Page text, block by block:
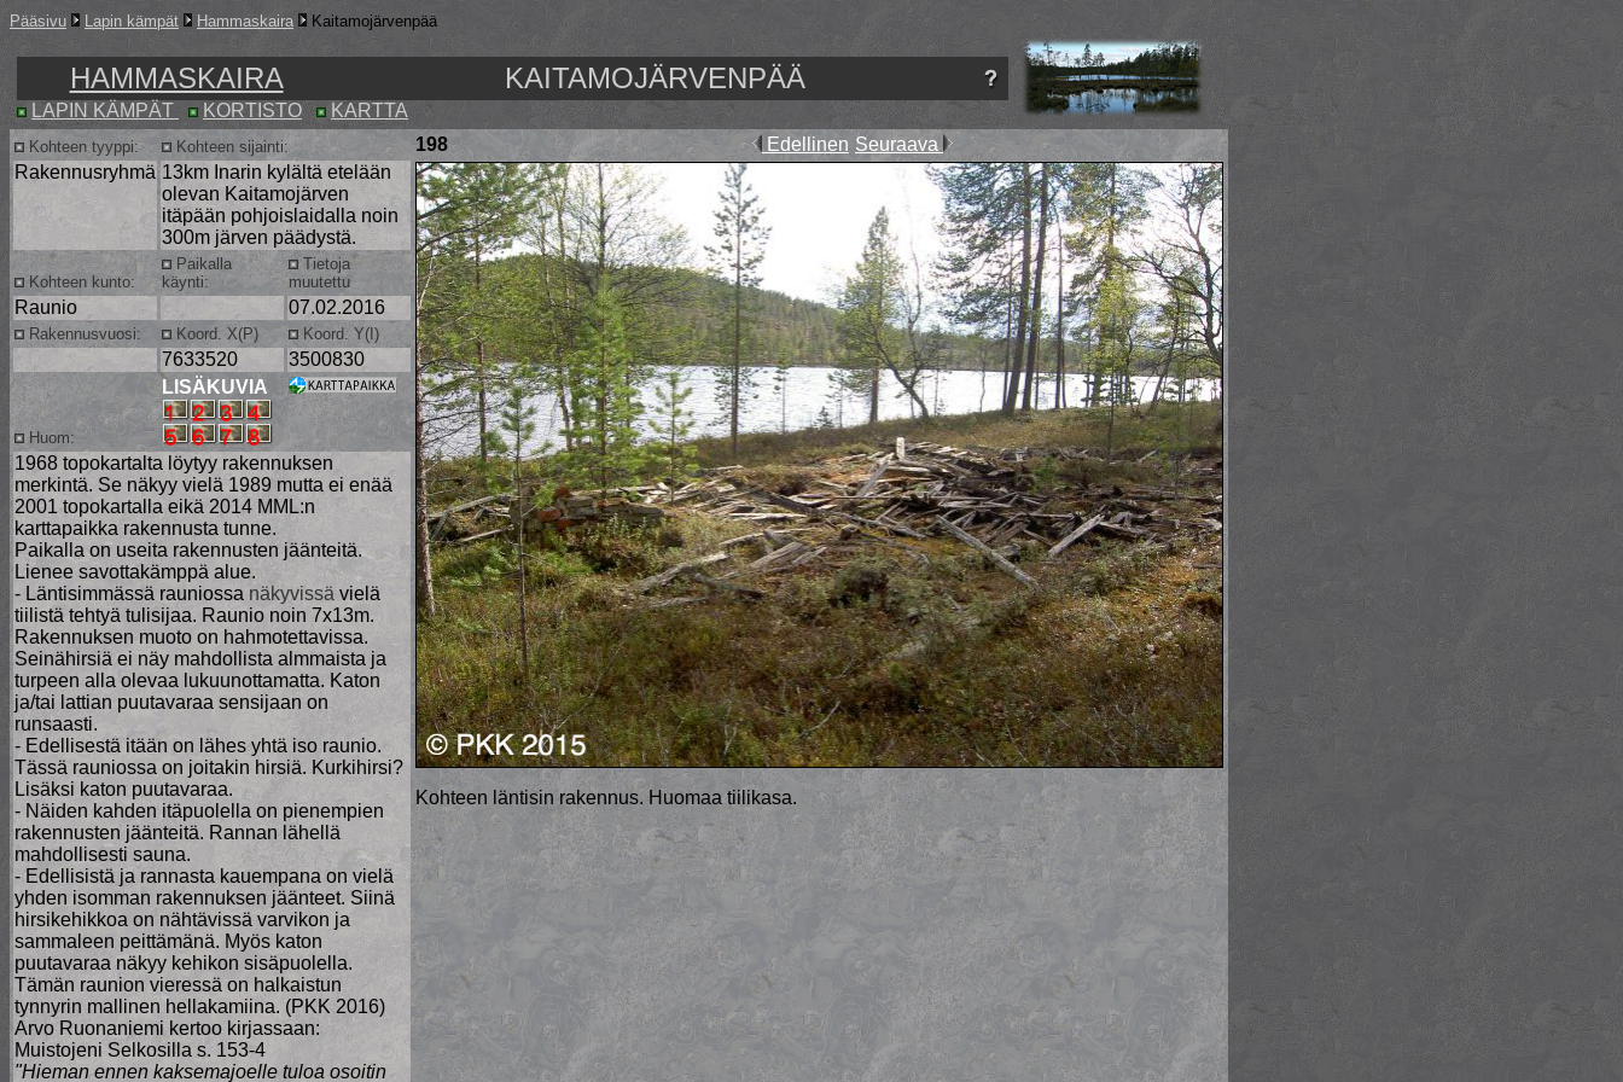
Pääsivu Lapin kämpät Hammaskaira Kaitamojärvenpää
HAMMASKAIRA KAITAMOJÄRVENPÄÄ
LAPIN KÄMPÄT KORTISTO KARTTA
Kohteen tyyppi: Kohteen sijainti: 198 Edellinen Seuraava
Rakennusryhmä 13km Inarin kylältä etelään
olevan Kaitamojärven
itäpään pohjoislaidalla noin
300m järven päädystä.
Kohteen läntisin rakennus. Huomaa tiilikasa.
Kohteen kunto:
Paikalla
käynti:
Tietoja
muutettu
Raunio 07.02.2016
Rakennusvuosi: Koord. X(P) Koord. Y(I)
7633520 3500830
Huom:
LISÄKUVIA
1968 topokartalta löytyy rakennuksen
merkintä. Se näkyy vielä 1989 mutta ei enää
2001 topokartalla eikä 2014 MML:n
karttapaikka rakennusta tunne.
Paikalla on useita rakennusten jäänteitä.
Lienee savottakämppä alue.
- Läntisimmässä rauniossa näkyvissä vielä
tiilistä tehtyä tulisijaa. Raunio noin 7x13m.
Rakennuksen muoto on hahmotettavissa.
Seinähirsiä ei näy mahdollista almmaista ja
turpeen alla olevaa lukuunottamatta. Katon
ja/tai lattian puutavaraa sensijaan on
runsaasti.
- Edellisestä itään on lähes yhtä iso raunio.
Tässä rauniossa on joitakin hirsiä. Kurkihirsi?
Lisäksi katon puutavaraa.
- Näiden kahden itäpuolella on pienempien
rakennusten jäänteitä. Rannan lähellä
mahdollisesti sauna.
- Edellisistä ja rannasta kauempana on vielä
yhden isomman rakennuksen jäänteet. Siinä
hirsikehikkoa on nähtävissä varvikon ja
sammaleen peittämänä. Myös katon
puutavaraa näkyy kehikon sisäpuolella.
Tämän raunion vieressä on halkaistun
tynnyrin mallinen hellakamiina. (PKK 2016)
Arvo Ruonaniemi kertoo kirjassaan:
Muistojeni Selkosilla s. 153-4
"Hieman ennen kaksemajoelle tuloa osoitin